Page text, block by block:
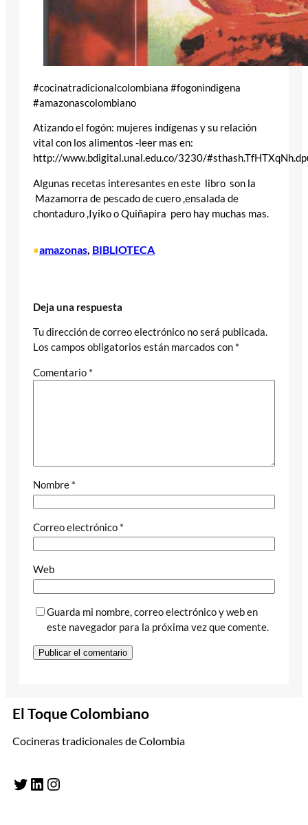
#cocinatradicionalcolombiana #fogonindigena
#amazonascolombiano
Atizando el fogón: mujeres indígenas y su relación
vital con los alimentos -leer mas en:
http://www.bdigital.unal.edu.co/3230/
Algunas recetas interesantes en este libro son la
Mazamorra de pescado de cuero ,ensalada de
chontaduro ,Iyiko o Quiñapira pero hay muchas mas.
•amazonas BIBLIOTECA
Deja una respuesta
Tu dirección de correo electrónico no será publicada.
Los campos obligatorios están marcados con *
Comentario *
Nombre *
Correo electrónico *
Web
Guarda mi nombre, correo electrónico y web en
este navegador para la próxima vez que comente.
El Toque Colombiano
Cocineras tradicionales de Colombia
Twitter LinkedIn Instagram